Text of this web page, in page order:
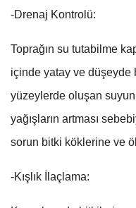
-Drenaj Kontrolü:
Toprağın su tutabilme
içinde yatay ve düşeyde
yüzeylerde oluşan
yağışların artması
sorun bitki köklerine ve
-Kışlık İlaçlama: